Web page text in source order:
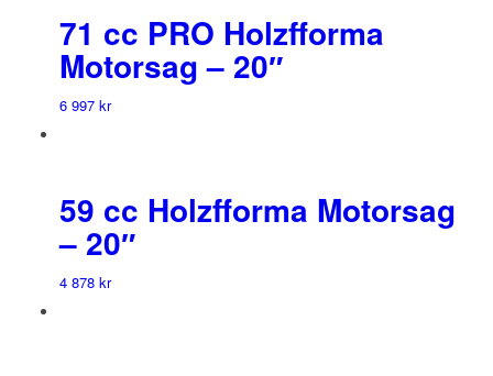
71 cc PRO Holzfforma
Motorsag – 20″
6 997 kr
59 cc Holzfforma Motorsag
– 20″
4 878 kr